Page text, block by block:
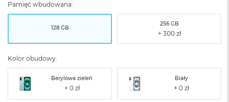
Pamięć wbudowana:
128 GB
256 GB
Kolor obudowy:
Berylowa zieleń Biały